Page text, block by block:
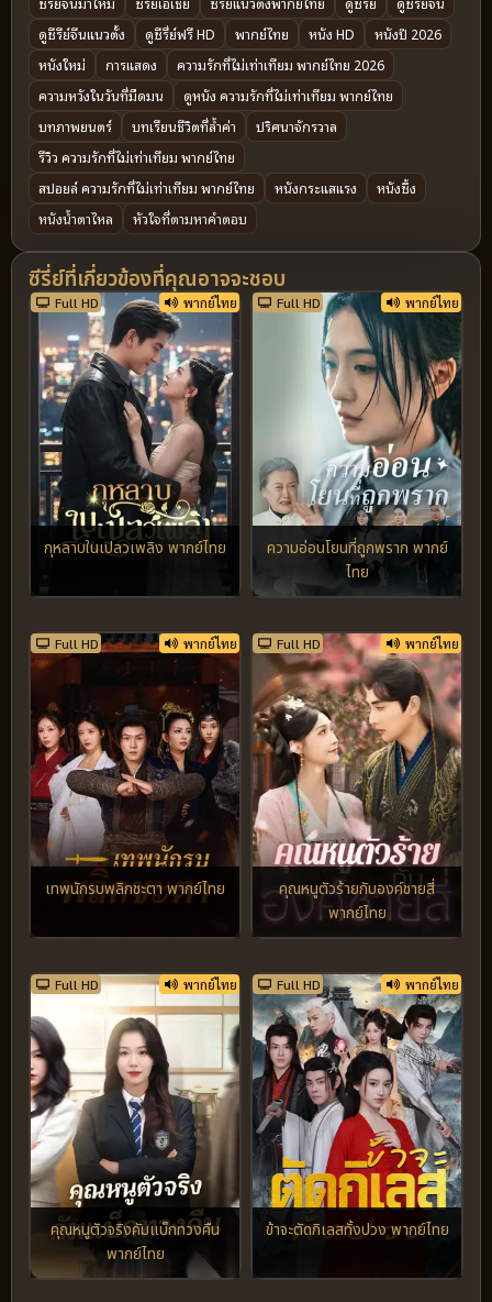
ดูซีรีย์จีนแนวตั้ง
ดูซีรี่ย์ฟรี HD พากย์ไทย หนัง HD
หนังปี 2026
หนังใหม่
การแสดง
ความรักที่ไม่เท่าเทียม พากย์ไทย 2026
ความหวังในวันที่มืดมน
ดูหนัง ความรักที่ไม่เท่าเทียม พากย์ไทย
บทภาพยนตร์
บทเรียนชีวิตที่ล้ำค่า
ปริศนาจักรวาล
รีวิว ความรักที่ไม่เท่าเทียม พากย์ไทย
สปอยล์ ความรักที่ไม่เท่าเทียม พากย์ไทย
หนังกระแสแรง
หนังซึ้ง
หนังน้ำตาไหล
หัวใจที่ตามหาคำตอบ
ซีรี่ย์ที่เกี่ยวข้องที่คุณอาจจะชอบ
Full HD พากย์ไทย
กุหลาบในเปลวเพลิง พากย์ไทย
Full HD พากย์ไทย
ความอ่อนโยนที่ถูกพราก พากย์
ไทย
Full HD พากย์ไทย
เทพนักรบพลิกชะตา พากย์ไทย
Full HD พากย์ไทย
คุณหนูตัวร้ายกับองค์ชายสี่
พากย์ไทย
Full HD พากย์ไทย
คุณหนูตัวจริงคัมแบ็กทวงคืน
พากย์ไทย
Full HD พากย์ไทย
ข้าจะตัดกิเลสทั้งปวง พากย์ไทย